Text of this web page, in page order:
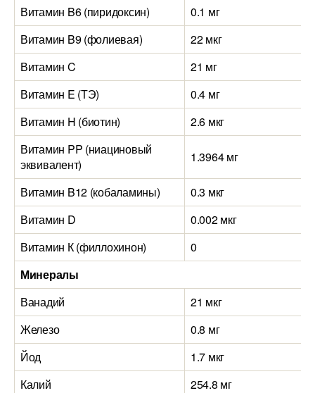
Витамин B6 (пиридоксин)
0.1 мг
Витамин B9 (фолиевая)
22 мкг
Витамин C
21 мг
Витамин E (ТЭ)
0.4 мг
Витамин H (биотин)
2.6 мкг
Витамин PP (ниациновый
эквивалент)
1.3964 мг
Витамин B12 (кобаламины)
0.3 мкг
Витамин D
0.002 мкг
Витамин К (филлохинон)
0
Минералы
Ванадий
21 мкг
Железо
0.8 мг
Йод
1.7 мкг
Калий
254.8 мг